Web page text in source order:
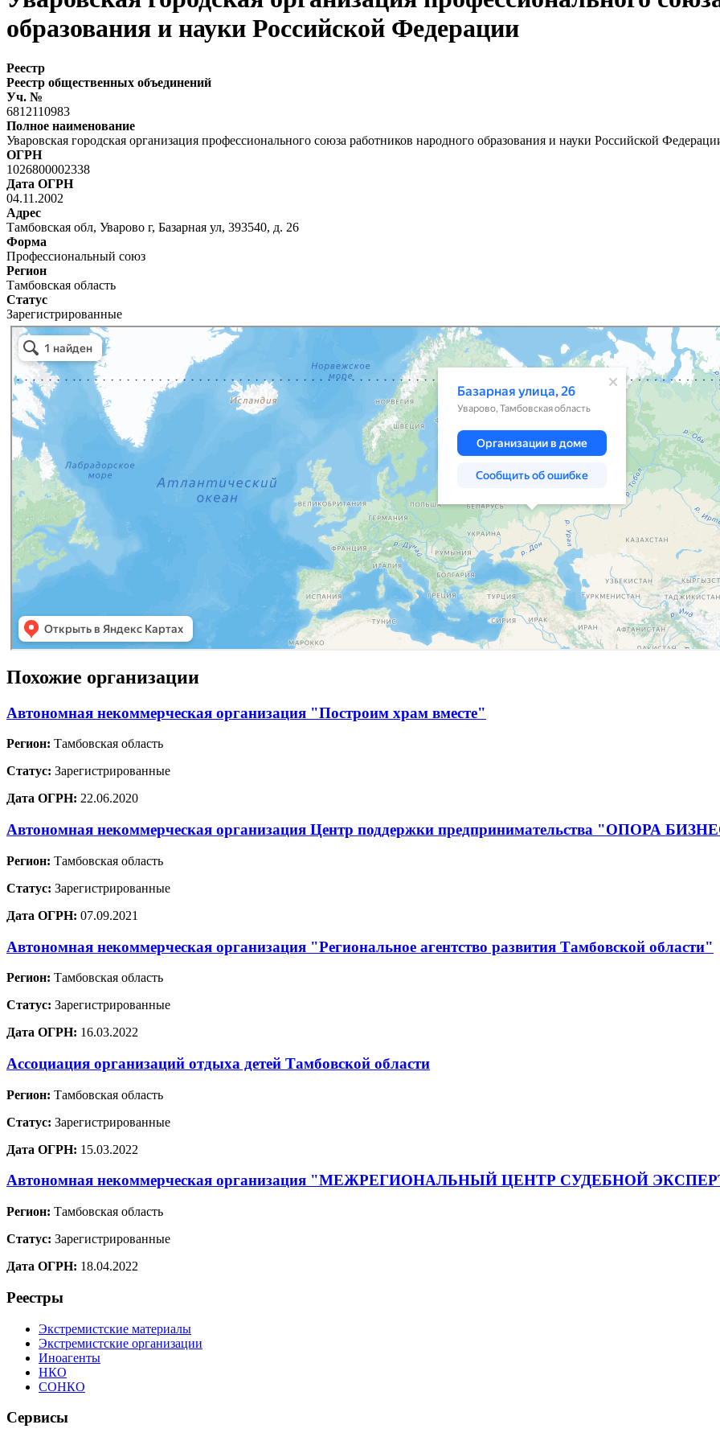
образования и науки Российской Федерации
Реестр
Реестр общественных объединений
Уч. №
6812110983
Полное наименование
Уваровская городская организация профессионального союза работников народного образования и науки Российской
ОГРН
1026800002338
Дата ОГРН
04.11.2002
Адрес
Тамбовская обл, Уварово г, Базарная ул, 393540, д. 26
Форма
Профессиональный союз
Регион
Тамбовская область
Статус
Зарегистрированные
Похожие организации
Автономная некоммерческая организация "Построим храм вместе"
Регион: Тамбовская область
Статус: Зарегистрированные
Дата ОГРН: 22.06.2020
Автономная некоммерческая организация Центр поддержки предпринимательства "ОПОРА
Регион: Тамбовская область
Статус: Зарегистрированные
Дата ОГРН: 07.09.2021
Автономная некоммерческая организация "Региональное агентство развития Тамбовской области"
Регион: Тамбовская область
Статус: Зарегистрированные
Дата ОГРН: 16.03.2022
Ассоциация организаций отдыха детей Тамбовской области
Регион: Тамбовская область
Статус: Зарегистрированные
Дата ОГРН: 15.03.2022
Автономная некоммерческая организация "МЕЖРЕГИОНАЛЬНЫЙ ЦЕНТР СУДЕБНОЙ
Регион: Тамбовская область
Статус: Зарегистрированные
Дата ОГРН: 18.04.2022
Реестры
Экстремистские материалы
Экстремистские организации
Иноагенты
НКО
СОНКО
Сервисы